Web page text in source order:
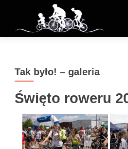
Tak było! – galeria
Święto roweru